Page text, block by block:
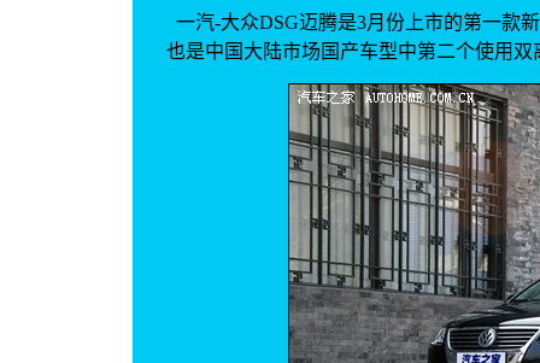
一汽-大众DSG迈腾是3月份上市的第一款
也是中国大陆市场 国产车型中第二个使用 双